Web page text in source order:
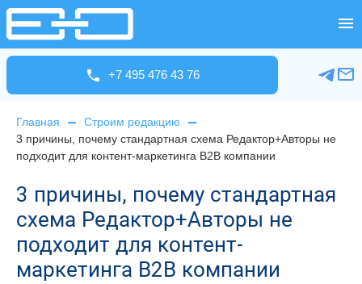
+7 495 476 43 76
Главная
Строим редакцию
3 причины, почему стандартная схема Редактор+Авторы не
подходит для контент-маркетинга В2В компании
3 причины, почему стандартная
схема Редактор+Авторы не
подходит для контент-
маркетинга В2В компании